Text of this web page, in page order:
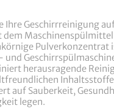
Ihre Geschirrreinigung
dem
Pulverkonzentrat
und
herausragende
auf Sauberkeit,
legen.